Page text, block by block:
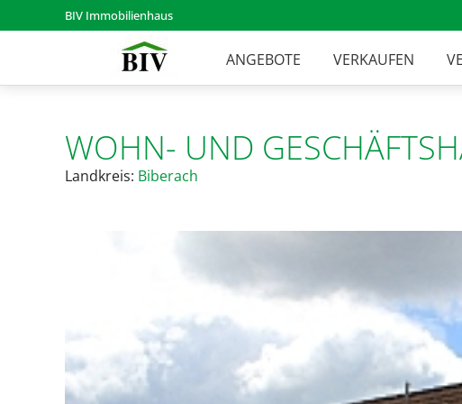
BIV Immobilienhaus
ANGEBOTE VERKAUFEN
WOHN- UND
Landkreis: Biberach